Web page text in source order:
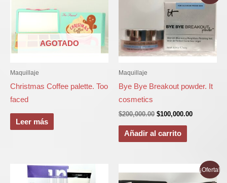
AGOTADO
Maquillaje
Christmas Coffee palette. Too
faced
Leer más
Maquillaje
Bye Bye Breakout powder. It
cosmetics
$200,000.00
original
$200,000.00.
$100,000.00
actual
Añadir al carrito
¡Oferta!
precio